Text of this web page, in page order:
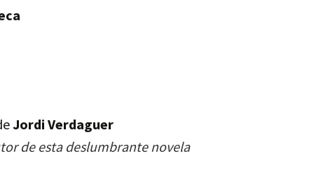
Jordi Verdaguer
de esta deslumbrante novela